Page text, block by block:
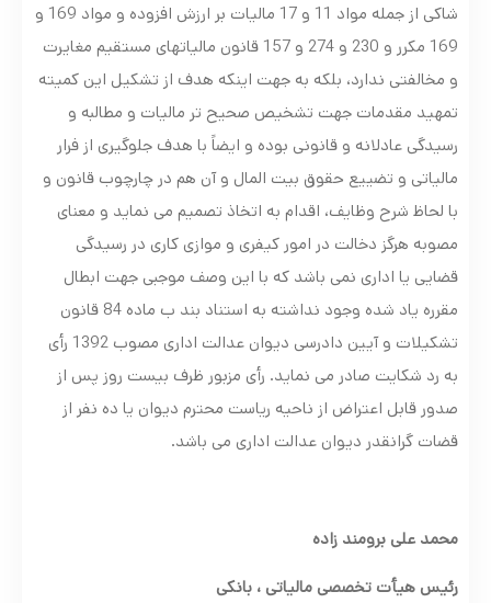
شاکی از جمله مواد 11 و 17 مالیات بر ارزش افزوده و مواد 169 و
169 مکرر و 230 و 274 و 157 قانون مالیاتهای مستقیم مغایرت
و مخالفتی ندارد، بلکه به جهت اینکه هدف از تشکیل این کمیته
تمهید مقدمات جهت تشخیص صحیح تر مالیات و مطالبه و
رسیدگی عادلانه و قانونی بوده و ایضاً با هدف جلوگیری از فرار
مالیاتی و تضییع حقوق بیت المال و آن هم در چارچوب قانون و
با لحاظ شرح وظایف، اقدام به اتخاذ تصمیم می نماید و معنای
مصوبه هرگز دخالت در امور کیفری و موازی کاری در رسیدگی
قضایی یا اداری نمی باشد که با این وصف موجبی جهت ابطال
مقرره یاد شده وجود نداشته به استناد بند ب ماده 84 قانون
تشکیلات و آیین دادرسی دیوان عدالت اداری مصوب 1392 رأی
به رد شکایت صادر می نماید. رأی مزبور ظرف بیست روز پس از
صدور قابل اعتراض از ناحیه ریاست محترم دیوان یا ده نفر از
قضات گرانقدر دیوان عدالت اداری می باشد.
محمد علی برومند زاده
رئیس هیأت تخصصی مالیاتی ، بانکی